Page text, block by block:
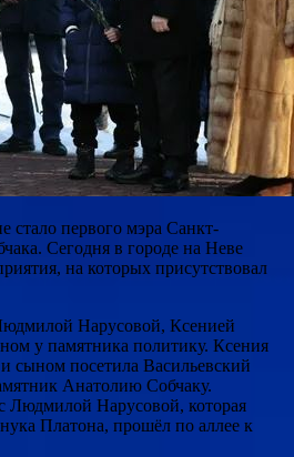
стало первого мэра Санкт-
Сегодня в городе на Неве
на которых присутствовал
Нарусовой, Ксенией
у памятника политику. Ксения
сыном посетила Васильевский
Анатолию Собчаку.
Людмилой Нарусовой, которая
Платона, прошёл по аллее к